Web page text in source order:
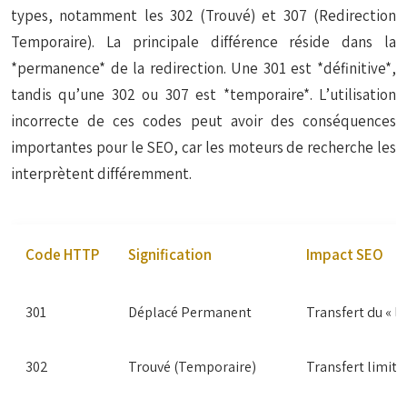
types, notamment les 302 (Trouvé) et 307 (Redirection
Temporaire). La principale différence réside dans la
*permanence* de la redirection. Une 301 est *définitive*,
tandis qu’une 302 ou 307 est *temporaire*. L’utilisation
incorrecte de ces codes peut avoir des conséquences
importantes pour le SEO, car les moteurs de recherche les
interprètent différemment.
Code HTTP Signification Impact SEO
301 Déplacé Permanent Transfert du «
302 Trouvé (Temporaire) Transfert limité